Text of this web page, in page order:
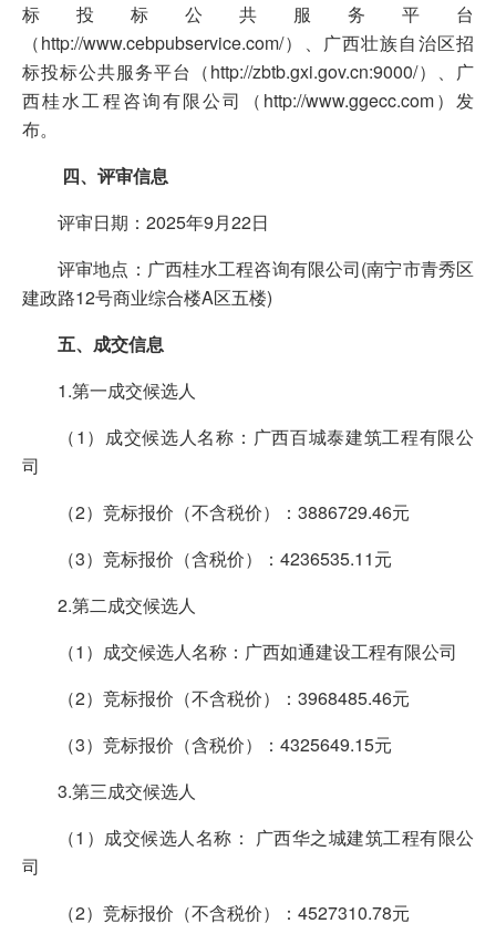
标投标公共服务平台
（http://www.cebpubservice.com/）、广西壮族自治区招
标投标公共服务平台（http://zbtb.gxi.gov.cn:9000/）、广
西桂水工程咨询有限公司（http://www.ggecc.com）发
布。
四、评审信息
评审日期：2025年9月22日
评审地点：广西桂水工程咨询有限公司(南宁市青秀区
建政路12号商业综合楼A区五楼)
五、成交信息
1.第一成交候选人
（1）成交候选人名称：广西百城泰建筑工程有限公
司
（2）竞标报价（不含税价）：3886729.46元
（3）竞标报价（含税价）：4236535.11元
2.第二成交候选人
（1）成交候选人名称：广西如通建设工程有限公司
（2）竞标报价（不含税价）：3968485.46元
（3）竞标报价（含税价）：4325649.15元
3.第三成交候选人
（1）成交候选人名称： 广西华之城建筑工程有限公
司
（2）竞标报价（不含税价）：4527310.78元